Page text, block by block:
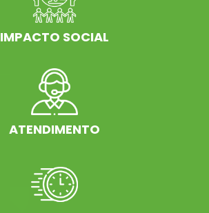
IMPACTO SOCIAL
ATENDIMENTO